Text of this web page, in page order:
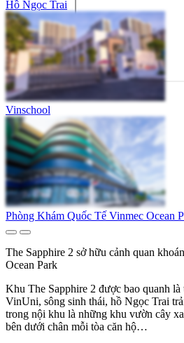
Hồ Ngọc Trai
Vinschool
Phòng Khám Quốc Tế Vinmec Ocean
The Sapphire 2 sở hữu cảnh quan
Ocean Park
Khu The Sapphire 2 được bao quanh
VinUni, sông sinh thái, hồ Ngọc Trai
trong nội khu là những khu vườn cây
bên dưới chân mỗi tòa căn hộ…